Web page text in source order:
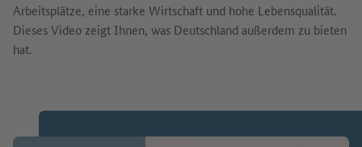
Arbeitsplätze, eine starke Wirtschaft und hohe Lebensqualität.
Dieses Video zeigt Ihnen, was Deutschland außerdem zu bieten
hat.